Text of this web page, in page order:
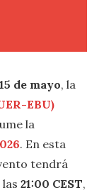
15 de mayo, la
EBU)
la
. En esta
tendrá
21:00 CEST,